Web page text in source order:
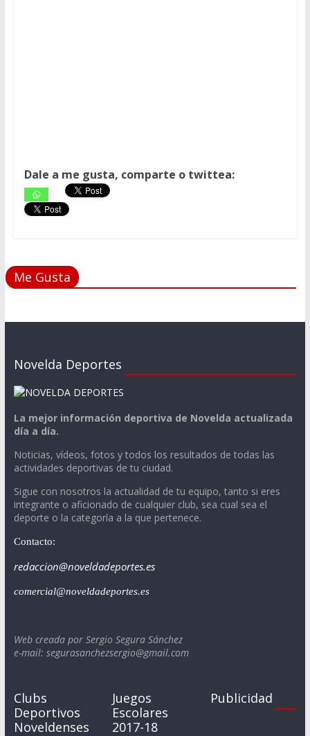
Dale a me gusta, comparte o twittea:
Me Gusta
Novelda Deportes
La mejor información deportiva de Novelda actualizada
día a día.
Noticias, vídeos, fotos y todos los resultados de todas las
actividades deportivas de tu ciudad.
Sigue con nosotros la actualidad de tu equipo, tanto si eres
integrante o aficionado de cualquier club, sea cual sea el
deporte o la categoría a la que pertenece.
Contacto:
redaccion@noveldadeportes.es
comercial@noveldadeportes.es
Web creada por Sergio Segura Sánchez
e-mail: segurasanchezsergio@gmail.com
Clubs
Deportivos
Noveldenses
Juegos
Escolares
2017-18
Publicidad